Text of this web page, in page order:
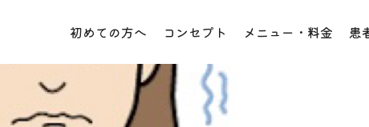
初めての方へ コンセプト メニュー・料金 患